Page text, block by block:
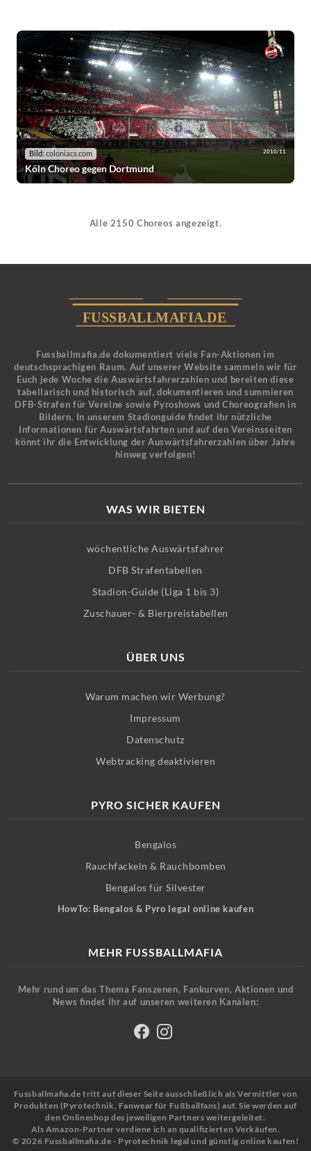
Bild: coloniacs.com 2010/11
Köln Choreo gegen Dortmund
Alle 2150 Choreos angezeigt.
Fussballmafia.de dokumentiert viele Fan-Aktionen im
deutschsprachigen Raum. Auf unserer Website sammeln wir für
Euch jede Woche die Auswärtsfahrerzahlen und bereiten diese
tabellarisch und historisch auf, dokumentieren und summieren
DFB-Strafen für Vereine sowie Pyroshows und Choreografien in
Bildern. In unserem Stadionguide findet ihr nützliche
Informationen für Auswärtsfahrten und auf den Vereinsseiten
könnt ihr die Entwicklung der Auswärtsfahrerzahlen über Jahre
hinweg verfolgen!
WAS WIR BIETEN
wöchentliche Auswärtsfahrer
DFB Strafentabellen
Stadion-Guide (Liga 1 bis 3)
Zuschauer- & Bierpreistabellen
ÜBER UNS
Warum machen wir Werbung?
Impressum
Datenschutz
Webtracking deaktivieren
PYRO SICHER KAUFEN
Bengalos
Rauchfackeln & Rauchbomben
Bengalos für Silvester
HowTo: Bengalos & Pyro legal online kaufen
MEHR FUSSBALLMAFIA
Mehr rund um das Thema Fanszenen, Fankurven, Aktionen und
News findet ihr auf unseren weiteren Kanälen:
Fussballmafia.de tritt auf dieser Seite ausschließlich als Vermittler von
Produkten (Pyrotechnik, Fanwear für Fußballfans) auf. Sie werden auf
den Onlineshop des jeweiligen Partners weitergeleitet.
Als Amazon-Partner verdiene ich an qualifizierten Verkäufen.
© 2026 Fussballmafia.de - Pyrotechnik legal und günstig online kaufen!